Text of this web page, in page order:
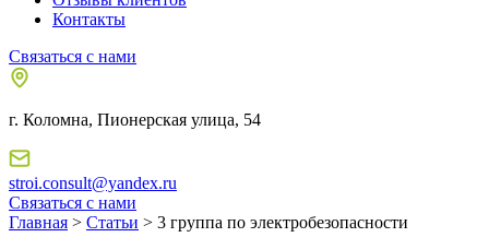
Контакты
Связаться с нами
г. Коломна, Пионерская улица, 54
stroi.consult@yandex.ru
Связаться с нами
Главная > Статьи > 3 группа по электробезопасности